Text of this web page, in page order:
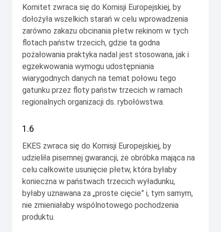
Komitet zwraca się do Komisji Europejskiej, by
dołożyła wszelkich starań w celu wprowadzenia
zarówno zakazu obcinania płetw rekinom w tych
flotach państw trzecich, gdzie ta godna
pożałowania praktyka nadal jest stosowana, jak i
egzekwowania wymogu udostępniania
wiarygodnych danych na temat połowu tego
gatunku przez floty państw trzecich w ramach
regionalnych organizacji ds. rybołówstwa.
1.6
EKES zwraca się do Komisji Europejskiej, by
udzieliła pisemnej gwarancji, że obróbka mająca na
celu całkowite usunięcie płetw, która byłaby
konieczna w państwach trzecich wyładunku,
byłaby uznawana za „proste cięcie” i, tym samym,
nie zmieniałaby wspólnotowego pochodzenia
produktu.